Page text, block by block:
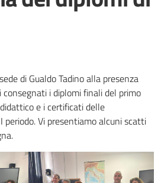
di Gualdo Tadino alla presenza
i diplomi finali del primo
e i certificati delle
Vi presentiamo alcuni scatti